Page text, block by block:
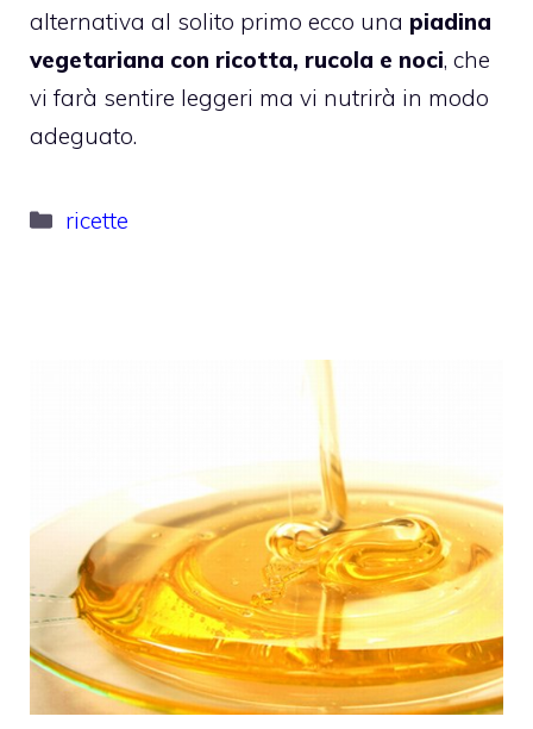
alternativa al solito primo ecco una piadina
vegetariana con ricotta, rucola e noci, che
vi farà sentire leggeri ma vi nutrirà in modo
adeguato.
Categorie
ricette